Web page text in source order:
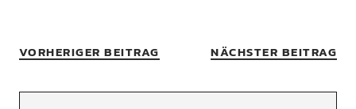
VORHERIGER BEITRAG NÄCHSTER BEITRAG